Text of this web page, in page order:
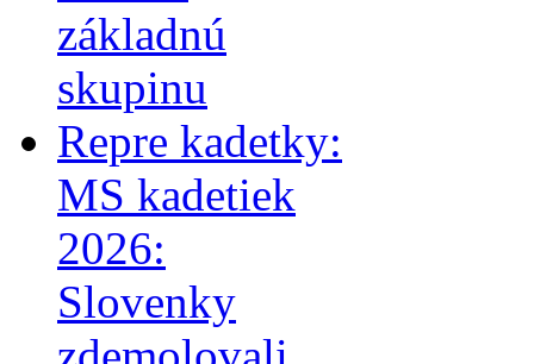
základnú
skupinu
Repre kadetky:
MS kadetiek
2026:
Slovenky